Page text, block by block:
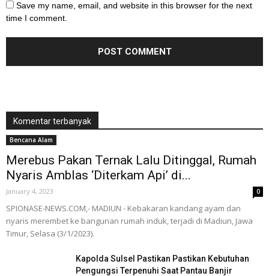
Save my name, email, and website in this browser for the next
time I comment.
Komentar terbanyak
Bencana Alam
Merebus Pakan Ternak Lalu Ditinggal, Rumah
Nyaris Amblas ‘Diterkam Api’ di...
January 4, 2023 0
SPIONASE-NEWS.COM,- MADIUN - Kebakaran kandang ayam dan
nyaris merembet ke bangunan rumah induk, terjadi di Madiun, Jawa
Timur, Selasa (3/1/2023).
Kapolda Sulsel Pastikan Pastikan Kebutuhan
Pengungsi Terpenuhi Saat Pantau Banjir